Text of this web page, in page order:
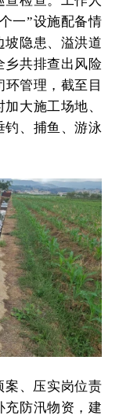
一”设施配备情
坡隐患、溢洪道
乡共排查出风险
环管理，截至目
大施工场地、
钓、捕鱼、游泳
案、压实岗位责
充防汛物资，建